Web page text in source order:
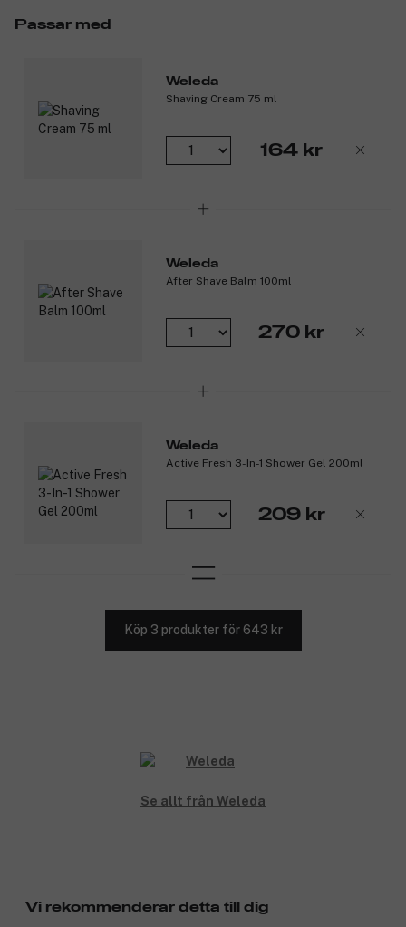
Passar med
Weleda
Shaving Cream 75 ml
164 kr
Weleda
After Shave Balm 100ml
270 kr
Weleda
Active Fresh 3-In-1 Shower Gel 200ml
209 kr
Köp 3 produkter för 643 kr
Se allt från Weleda
Vi rekommenderar detta till dig